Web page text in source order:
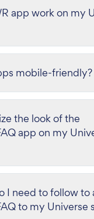
app work on my
mobile-friendly?
the look of the
app on my
I need to follow to
to my Universe